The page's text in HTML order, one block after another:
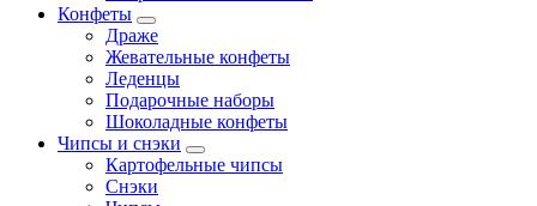
Конфеты
Драже
Жевательные конфеты
Леденцы
Подарочные наборы
Шоколадные конфеты
Чипсы и снэки
Картофельные чипсы
Снэки